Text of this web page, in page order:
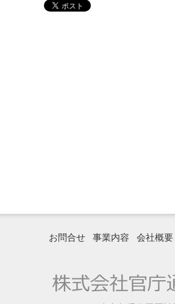
お問合せ 事業内容 会社概要